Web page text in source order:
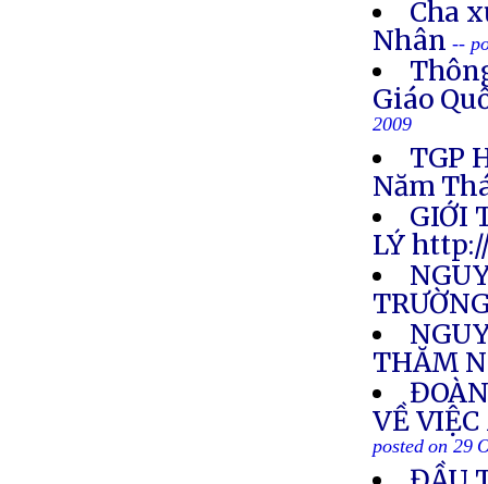
Cha
Nhân --
Giáo
2009
TGP
Năm
GIỚI
LÝ
THĂM
VỀ
posted on 29